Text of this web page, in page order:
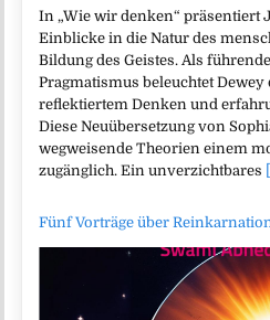
In „Wie wir denken“ präsentiert
Einblicke in die Natur des
Bildung des Geistes. Als
Pragmatismus beleuchtet
reflektiertem Denken und
Diese Neuübersetzung von
wegweisende Theorien einem
zugänglich. Ein unverzichtbares
Fünf Vorträge über